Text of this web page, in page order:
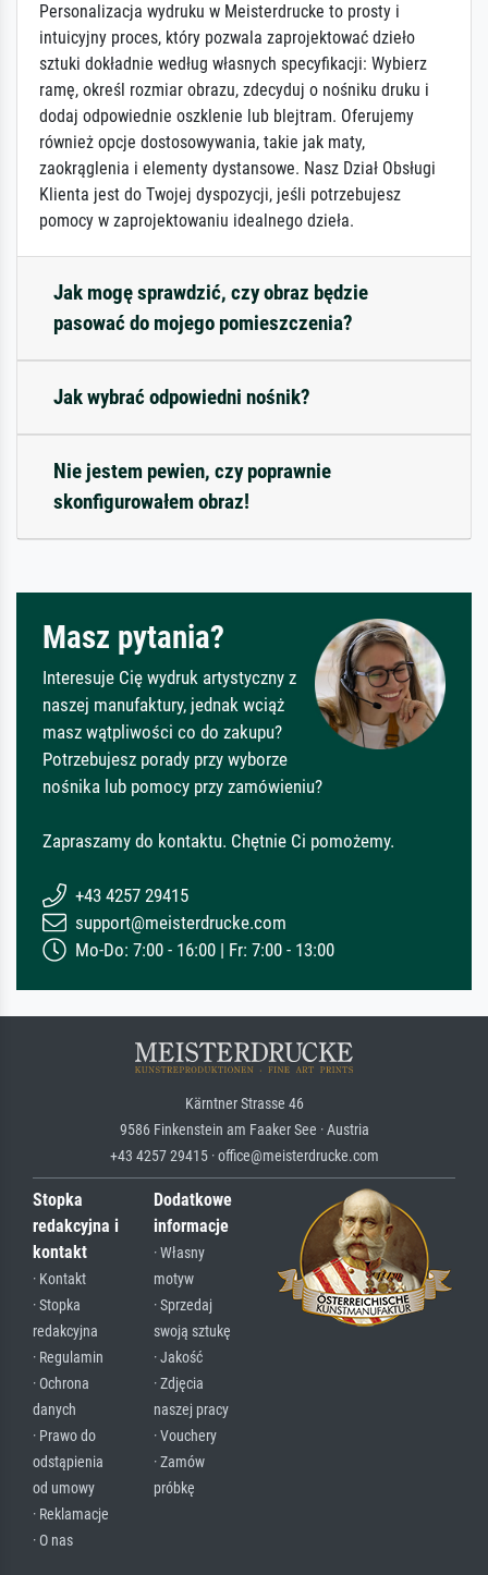
Personalizacja wydruku w Meisterdrucke to prosty i
intuicyjny proces, który pozwala zaprojektować dzieło
sztuki dokładnie według własnych specyfikacji: Wybierz
ramę, określ rozmiar obrazu, zdecyduj o nośniku druku i
dodaj odpowiednie oszklenie lub blejtram. Oferujemy
również opcje dostosowywania, takie jak maty,
zaokrąglenia i elementy dystansowe. Nasz Dział Obsługi
Klienta jest do Twojej dyspozycji, jeśli potrzebujesz
pomocy w zaprojektowaniu idealnego dzieła.
Jak mogę sprawdzić, czy obraz będzie
pasować do mojego pomieszczenia?
Jak wybrać odpowiedni nośnik?
Nie jestem pewien, czy poprawnie
skonfigurowałem obraz!
Masz pytania?
Interesuje Cię wydruk artystyczny z
naszej manufaktury, jednak wciąż
masz wątpliwości co do zakupu?
Potrzebujesz porady przy wyborze
nośnika lub pomocy przy zamówieniu?
Zapraszamy do kontaktu. Chętnie Ci pomożemy.
+43 4257 29415
support@meisterdrucke.com
Mo-Do: 7:00 - 16:00 | Fr: 7:00 - 13:00
Kärntner Strasse 46
9586 Finkenstein am Faaker See · Austria
+43 4257 29415 · office@meisterdrucke.com
Stopka
redakcyjna i
kontakt
· Kontakt
· Stopka
redakcyjna
· Regulamin
· Ochrona
danych
· Prawo do
odstąpienia
od umowy
· Reklamacje
· O nas
Dodatkowe
informacje
· Własny
motyw
· Sprzedaj
swoją sztukę
· Jakość
· Zdjęcia
naszej pracy
· Vouchery
· Zamów
próbkę